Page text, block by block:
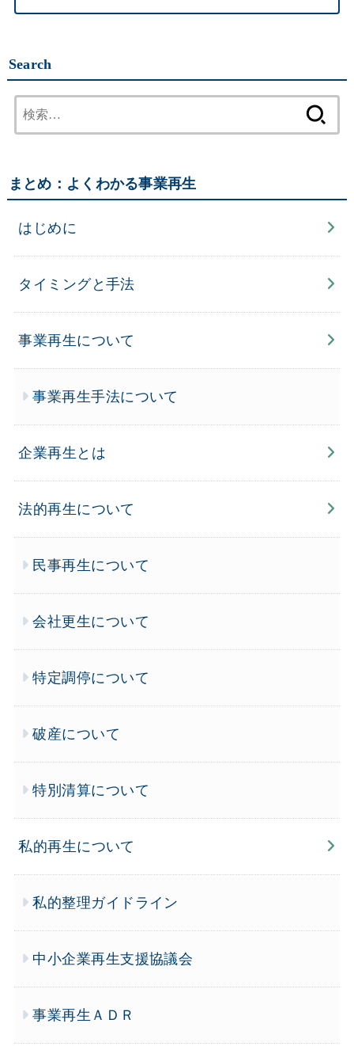
Search
索:
まとめ：よくわかる事業再生
はじめに
タイミングと手法
事業再生について
事業再生手法について
企業再生とは
法的再生について
民事再生について
会社更生について
特定調停について
破産について
特別清算について
私的再生について
私的整理ガイドライン
中小企業再生支援協議会
事業再生ＡＤＲ